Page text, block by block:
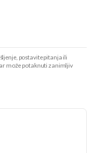
postavite pitanja ili
može potaknuti zanimljiv